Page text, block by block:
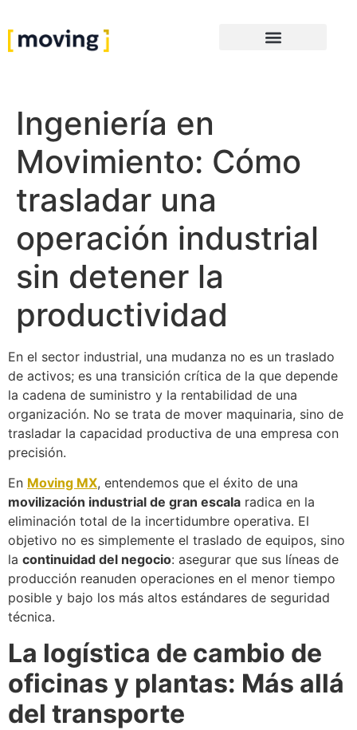
Ingeniería en
Movimiento: Cómo
trasladar una
operación industrial
sin detener la
productividad
En el sector industrial, una mudanza no es un traslado
de activos; es una transición crítica de la que depende
la cadena de suministro y la rentabilidad de una
organización. No se trata de mover maquinaria, sino de
trasladar la capacidad productiva de una empresa con
precisión.
En Moving MX, entendemos que el éxito de una
movilización industrial de gran escala radica en la
eliminación total de la incertidumbre operativa. El
objetivo no es simplemente el traslado de equipos, sino
la continuidad del negocio: asegurar que sus líneas de
producción reanuden operaciones en el menor tiempo
posible y bajo los más altos estándares de seguridad
técnica.
La logística de cambio de
oficinas y plantas: Más allá
del transporte